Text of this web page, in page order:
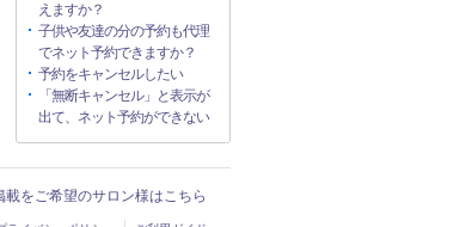
えますか？
子供や友達の分の予約も代理
でネット予約できますか？
予約をキャンセルしたい
「無断キャンセル」と表示が
出て、ネット予約ができない
載をご希望のサロン様はこちら